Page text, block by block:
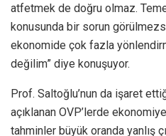
atfetmek de doğru olmaz.
konusunda bir sorun
ekonomide çok fazla
değilim” diye konuşuyor.
Prof. Saltoğlu’nun da işaret
açıklanan OVP’lerde
tahminler büyük oranda yanlış